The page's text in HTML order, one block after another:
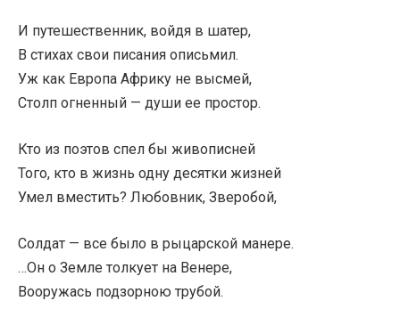
И путешественник, войдя в шатер,
В стихах свои писания описьмил.
Уж как Европа Африку не высмей,
Столп огненный — души ее простор.
Кто из поэтов спел бы живописней
Того, кто в жизнь одну десятки жизней
Умел вместить? Любовник, Зверобой,
Солдат — все было в рыцарской манере.
…Он о Земле толкует на Венере,
Вооружась подзорною трубой.